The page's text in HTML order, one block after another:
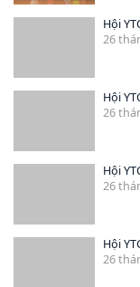
Hội
26
Hội
26
Hội
26
Hội
26